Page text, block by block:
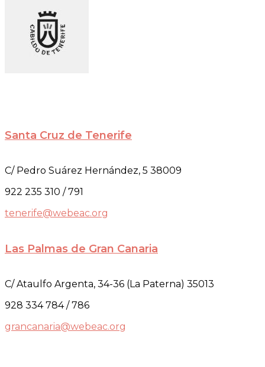
Santa Cruz de Tenerife
C/ Pedro Suárez Hernández, 5 38009
922 235 310 / 791
tenerife@webeac.org
Las Palmas de Gran Canaria
C/ Ataulfo Argenta, 34-36 (La Paterna) 35013
928 334 784 / 786
grancanaria@webeac.org